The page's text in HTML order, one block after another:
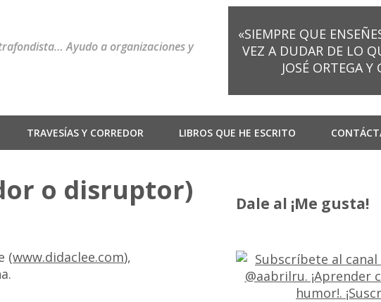
Ayudo a organizaciones y
«SIEMPRE QUE
VEZ A DUDAR DE LO
JOSÉ ORTEGA Y
TRAVESÍAS Y CORREDOR LIBROS QUE HE ESCRITO
o disruptor)
(www.didaclee.com),
Dale al ¡Me gusta!